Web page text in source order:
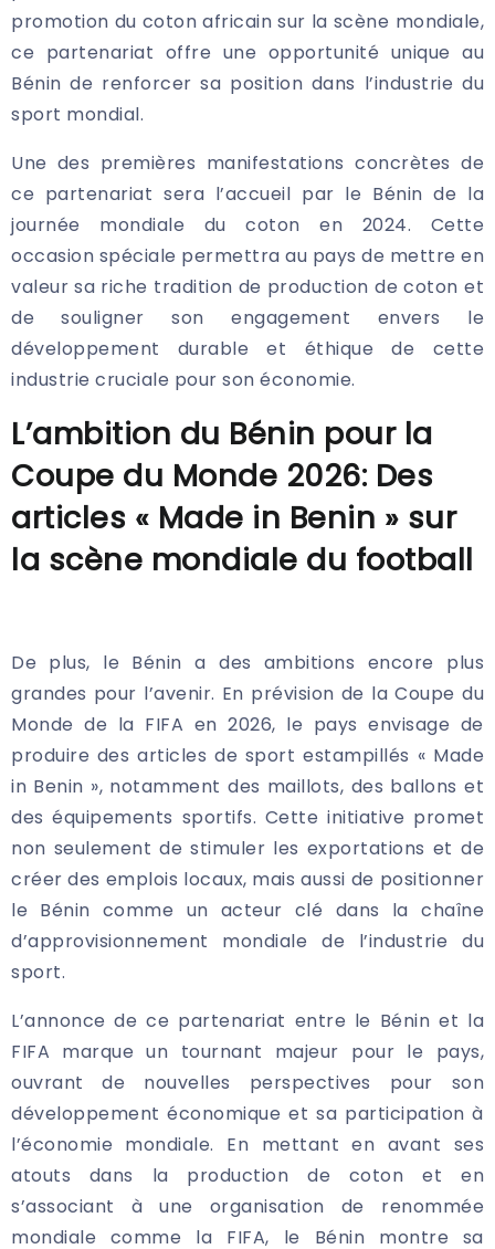
promotion du coton africain sur la scène mondiale,
ce partenariat offre une opportunité unique au
Bénin de renforcer sa position dans l’industrie du
sport mondial.
Une des premières manifestations concrètes de
ce partenariat sera l’accueil par le Bénin de la
journée mondiale du coton en 2024. Cette
occasion spéciale permettra au pays de mettre en
valeur sa riche tradition de production de coton et
de souligner son engagement envers le
développement durable et éthique de cette
industrie cruciale pour son économie.
L’ambition du Bénin pour la
Coupe du Monde 2026: Des
articles « Made in Benin » sur
la scène mondiale du football
De plus, le Bénin a des ambitions encore plus
grandes pour l’avenir. En prévision de la Coupe du
Monde de la FIFA en 2026, le pays envisage de
produire des articles de sport estampillés « Made
in Benin », notamment des maillots, des ballons et
des équipements sportifs. Cette initiative promet
non seulement de stimuler les exportations et de
créer des emplois locaux, mais aussi de positionner
le Bénin comme un acteur clé dans la chaîne
d’approvisionnement mondiale de l’industrie du
sport.
L’annonce de ce partenariat entre le Bénin et la
FIFA marque un tournant majeur pour le pays,
ouvrant de nouvelles perspectives pour son
développement économique et sa participation à
l’économie mondiale. En mettant en avant ses
atouts dans la production de coton et en
s’associant à une organisation de renommée
mondiale comme la FIFA, le Bénin montre sa